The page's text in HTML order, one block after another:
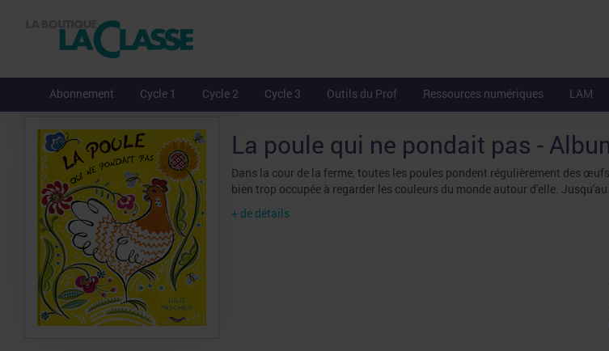
Abonnement Cycle 1 Cycle 2 Cycle 3 Outils du Prof Ressources numériques LAM
La poule qui ne pondait pas -
Dans la cour de la ferme, toutes les poules pondent régulièrement des
bien trop occupée à regarder les couleurs du monde autour d'elle.
+ de détails